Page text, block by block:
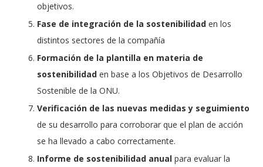
objetivos.
Fase de integración de la sostenibilidad en los
distintos sectores de la compañía
Formación de la plantilla en materia de
sostenibilidad en base a los Objetivos de Desarrollo
Sostenible de la ONU.
Verificación de las nuevas medidas y seguimiento
de su desarrollo para corroborar que el plan de acción
se ha llevado a cabo correctamente.
Informe de sostenibilidad anual para evaluar la